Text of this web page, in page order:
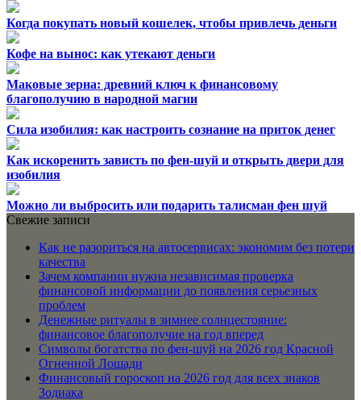
Когда покупать новый кошелек, чтобы привлечь деньги
Кофе на вынос: как утекают деньги
Маковые зерна: древний ключ к финансовому
благополучию в народной магии
Сила изобилия: как настроить сознание на приток денег
Как искоренить зависть по фен-шуй и открыть двери для
изобилия
Можно ли выбросить или подарить талисман фен шуй
Свежие записи
Как не разориться на автосервисах: экономим без потери
качества
Зачем компании нужна независимая проверка
финансовой информации до появления серьезных
проблем
Денежные ритуалы в зимнее солнцестояние:
финансовое благополучие на год вперед
Символы богатства по фен-шуй на 2026 год Красной
Огненной Лошади
Финансовый гороскоп на 2026 год для всех знаков
Зодиака